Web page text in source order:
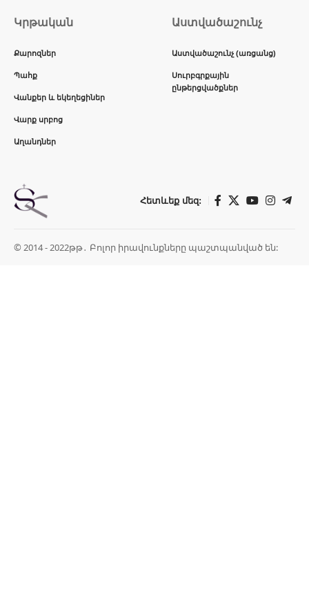
Կրթական
Քարոզներ
Պահք
Վանքեր և եկեղեցիներ
Վարք սրբոց
Աղանդներ
Աստվածաշունչ
Աստվածաշունչ (առցանց)
Սուրբգրքային
ընթերցվածքներ
Հետևեք մեզ:
© 2014 - 2022թթ․ Բոլոր իրավունքները պաշտպանված են: